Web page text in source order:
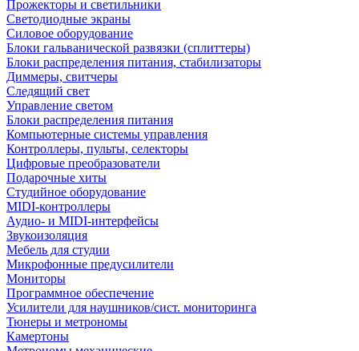
Прожекторы и светильники
Светодиодные экраны
Силовое оборудование
Блоки гальванической развязки (сплиттеры)
Блоки распределения питания, стабилизаторы
Диммеры, свитчеры
Следящий свет
Управление светом
Блоки распределения питания
Компьютерные системы управления
Контроллеры, пульты, селекторы
Цифровые преобразователи
Подарочные хиты
Студийное оборудование
MIDI-контроллеры
Аудио- и MIDI-интерфейсы
Звукоизоляция
Мебель для студии
Микрофонные предусилители
Мониторы
Программное обеспечение
Усилители для наушников/сист. мониторинга
Тюнеры и метрономы
Камертоны